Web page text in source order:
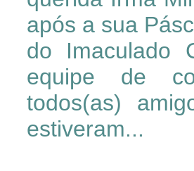
após a sua
do Imaculado
equipe de
todos(as)
estiveram...